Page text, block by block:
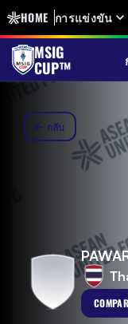
HOME การแข่งขัน
MSIG
CUP™
กลับ